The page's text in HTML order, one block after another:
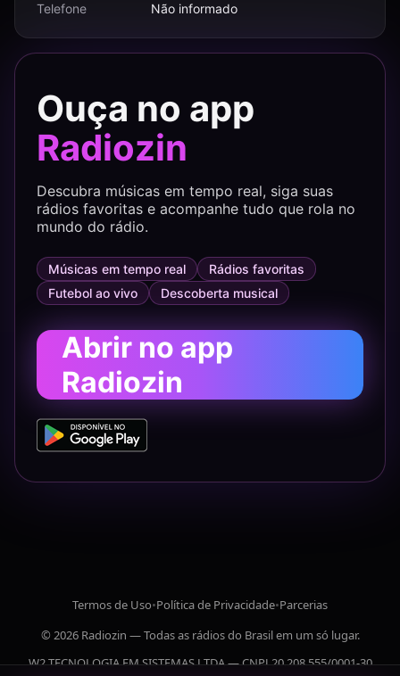
Telefone
Não informado
Ouça no app
Radiozin
Descubra músicas em tempo real, siga suas
rádios favoritas e acompanhe tudo que rola no
mundo do rádio.
Músicas em tempo real
Rádios favoritas
Futebol ao vivo
Descoberta musical
Abrir no app
Radiozin
Termos de Uso•Política de Privacidade•Parcerias
© 2026 Radiozin — Todas as rádios do Brasil em um só lugar.
W2 TECNOLOGIA EM SISTEMAS LTDA — CNPJ 20.208.555/0001-30